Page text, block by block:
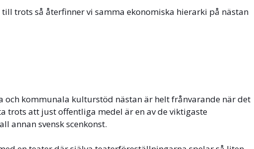
trots så återfinner vi samma ekonomiska hierarki på nästan
och kommunala kulturstöd nästan är helt frånvarande när det
trots att just offentliga medel är en av de viktigaste
annan svensk scenkonst.